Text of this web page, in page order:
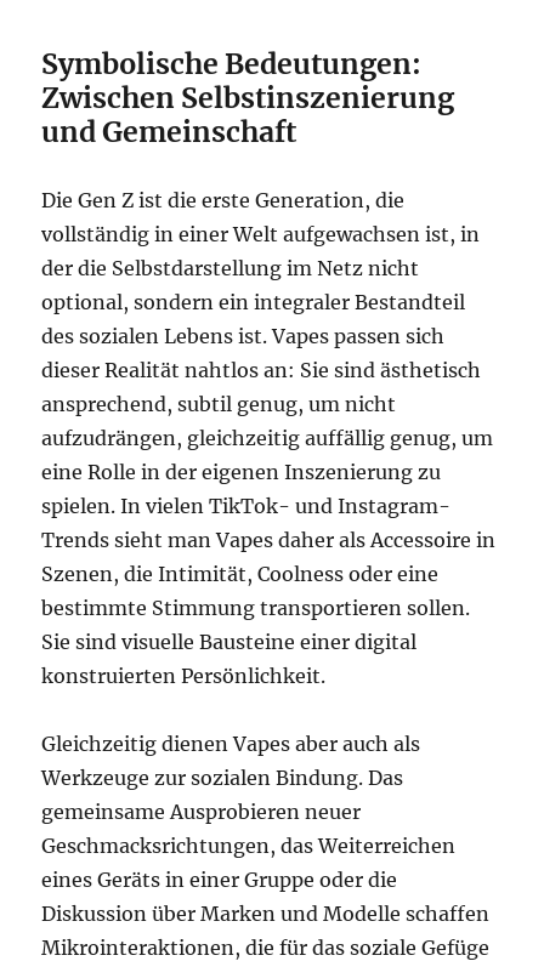
Symbolische Bedeutungen:
Zwischen Selbstinszenierung
und Gemeinschaft
Die Gen Z ist die erste Generation, die
vollständig in einer Welt aufgewachsen ist, in
der die Selbstdarstellung im Netz nicht
optional, sondern ein integraler Bestandteil
des sozialen Lebens ist. Vapes passen sich
dieser Realität nahtlos an: Sie sind ästhetisch
ansprechend, subtil genug, um nicht
aufzudrängen, gleichzeitig auffällig genug, um
eine Rolle in der eigenen Inszenierung zu
spielen. In vielen TikTok- und Instagram-
Trends sieht man Vapes daher als Accessoire in
Szenen, die Intimität, Coolness oder eine
bestimmte Stimmung transportieren sollen.
Sie sind visuelle Bausteine einer digital
konstruierten Persönlichkeit.
Gleichzeitig dienen Vapes aber auch als
Werkzeuge zur sozialen Bindung. Das
gemeinsame Ausprobieren neuer
Geschmacksrichtungen, das Weiterreichen
eines Geräts in einer Gruppe oder die
Diskussion über Marken und Modelle schaffen
Mikrointeraktionen, die für das soziale Gefüge